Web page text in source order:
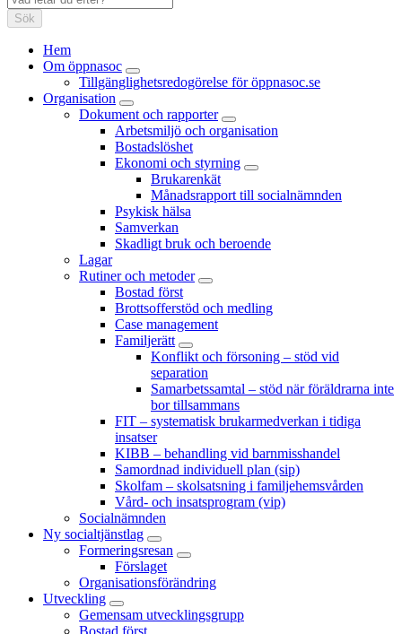
Sök
Hem
Om öppnasoc
Tillgänglighetsredogörelse för öppnasoc.se
Organisation
Dokument och rapporter
Arbetsmiljö och organisation
Bostadslöshet
Ekonomi och styrning
Brukarenkät
Månadsrapport till socialnämnden
Psykisk hälsa
Samverkan
Skadligt bruk och beroende
Lagar
Rutiner och metoder
Bostad först
Brottsofferstöd och medling
Case management
Familjerätt
Konflikt och försoning – stöd vid
separation
Samarbetssamtal – stöd när föräldrarna inte
bor tillsammans
FIT – systematisk brukarmedverkan i tidiga
insatser
KIBB – behandling vid barnmisshandel
Samordnad individuell plan (sip)
Skolfam – skolsatsning i familjehemsvården
Vård- och insatsprogram (vip)
Socialnämnden
Ny socialtjänstlag
Formeringsresan
Förslaget
Organisationsförändring
Utveckling
Gemensam utvecklingsgrupp